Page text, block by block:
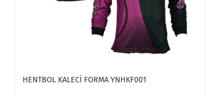
HENTBOL KALECİ FORMA YNHKF001